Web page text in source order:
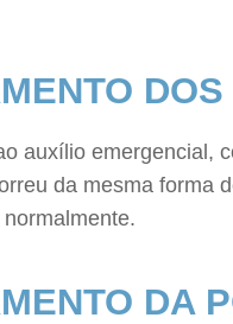
auxílio
da mesma forma
DA